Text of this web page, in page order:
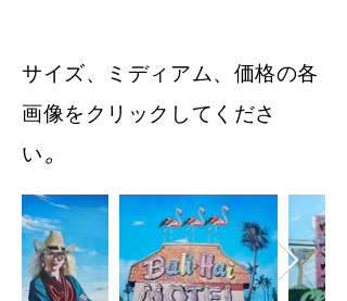
サイズ、ミディアム、価格の各
画像をクリックしてくださ
い。